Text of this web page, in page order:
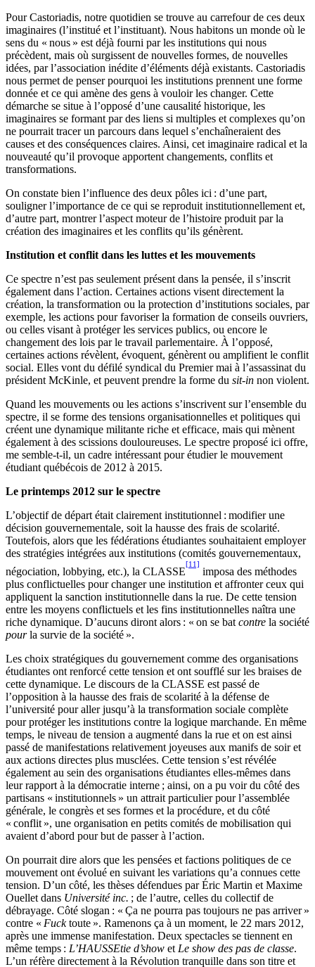
Pour Castoriadis, notre quotidien se trouve au carrefour de ces deux
imaginaires (l’institué et l’instituant). Nous habitons un monde où le
sens du « nous » est déjà fourni par les institutions qui nous
précèdent, mais où surgissent de nouvelles formes, de nouvelles
idées, par l’association inédite d’éléments déjà existants. Castoriadis
nous permet de penser pourquoi les institutions prennent une forme
donnée et ce qui amène des gens à vouloir les changer. Cette
démarche se situe à l’opposé d’une causalité historique, les
imaginaires se formant par des liens si multiples et complexes qu’on
ne pourrait tracer un parcours dans lequel s’enchaîneraient des
causes et des conséquences claires. Ainsi, cet imaginaire radical et la
nouveauté qu’il provoque apportent changements, conflits et
transformations.
On constate bien l’influence des deux pôles ici : d’une part,
souligner l’importance de ce qui se reproduit institutionnellement et,
d’autre part, montrer l’aspect moteur de l’histoire produit par la
création des imaginaires et les conflits qu’ils génèrent.
Institution et conflit dans les luttes et les mouvements
Ce spectre n’est pas seulement présent dans la pensée, il s’inscrit
également dans l’action. Certaines actions visent directement la
création, la transformation ou la protection d’institutions sociales, par
exemple, les actions pour favoriser la formation de conseils ouvriers,
ou celles visant à protéger les services publics, ou encore le
changement des lois par le travail parlementaire. À l’opposé,
certaines actions révèlent, évoquent, génèrent ou amplifient le conflit
social. Elles vont du défilé syndical du Premier mai à l’assassinat du
président McKinle, et peuvent prendre la forme du sit-in non violent.
Quand les mouvements ou les actions s’inscrivent sur l’ensemble du
spectre, il se forme des tensions organisationnelles et politiques qui
créent une dynamique militante riche et efficace, mais qui mènent
également à des scissions douloureuses. Le spectre proposé ici offre,
me semble-t-il, un cadre intéressant pour étudier le mouvement
étudiant québécois de 2012 à 2015.
Le printemps 2012 sur le spectre
L’objectif de départ était clairement institutionnel : modifier une
décision gouvernementale, soit la hausse des frais de scolarité.
Toutefois, alors que les fédérations étudiantes souhaitaient employer
des stratégies intégrées aux institutions (comités gouvernementaux,
négociation, lobbying, etc.), la CLASSE
[11]
imposa des méthodes
plus conflictuelles pour changer une institution et affronter ceux qui
appliquent la sanction institutionnelle dans la rue. De cette tension
entre les moyens conflictuels et les fins institutionnelles naîtra une
riche dynamique. D’aucuns diront alors : « on se bat contre la société
pourla survie de la société ».
Les choix stratégiques du gouvernement comme des organisations
étudiantes ont renforcé cette tension et ont soufflé sur les braises de
cette dynamique. Le discours de la CLASSE est passé de
l’opposition à la hausse des frais de scolarité à la défense de
l’université pour aller jusqu’à la transformation sociale complète
pour protéger les institutions contre la logique marchande. En même
temps, le niveau de tension a augmenté dans la rue et on est ainsi
passé de manifestations relativement joyeuses aux manifs de soir et
aux actions directes plus musclées. Cette tension s’est révélée
également au sein des organisations étudiantes elles-mêmes dans
leur rapport à la démocratie interne ; ainsi, on a pu voir du côté des
partisans « institutionnels » un attrait particulier pour l’assemblée
générale, le congrès et ses formes et la procédure, et du côté
« conflit », une organisation en petits comités de mobilisation qui
avaient d’abord pour but de passer à l’action.
On pourrait dire alors que les pensées et factions politiques de ce
mouvement ont évolué en suivant les variations qu’a connues cette
tension. D’un côté, les thèses défendues par Éric Martin et Maxime
Ouellet dans Université inc. ; de l’autre, celles du collectif de
débrayage. Côté slogan : « Ça ne pourra pas toujours ne pas arriver »
contre « Fucktoute ». Ramenons ça à un moment, le 22 mars 2012,
après une immense manifestation. Deux spectacles se tiennent en
même temps : L’HAUSSEtie d’show et Le show des pas de classe.
L’un réfère directement à la Révolution tranquille dans son titre et